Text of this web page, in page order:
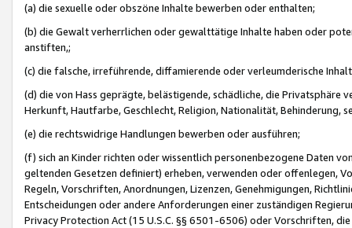
(a) die sexuelle oder obszöne Inhalte bewerben oder enthalten;
(b) die Gewalt verherrlichen oder gewalttätige Inhalte haben oder
anstiften,;
(c) die falsche, irreführende, diffamierende oder verleumderische
(d) die von Hass geprägte, belästigende, schädliche, die Privatsphäre
Herkunft, Hautfarbe, Geschlecht, Religion, Nationalität, Behinderung,
(e) die rechtswidrige Handlungen bewerben oder ausführen;
(f) sich an Kinder richten oder wissentlich personenbezogene Daten
geltenden Gesetzen definiert) erheben, verwenden oder offenlegen,
Regeln, Vorschriften, Anordnungen, Lizenzen, Genehmigungen,
Entscheidungen oder andere Anforderungen einer zuständigen
Privacy Protection Act (15 U.S.C. §§ 6501-6506) oder Vorschriften,